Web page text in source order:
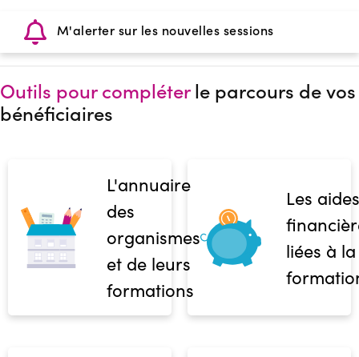
M'alerter sur les nouvelles sessions
Outils pour compléterle parcours de vos
bénéficiaires
L'annuaire
des
organismes
et de leurs
formations
Les aides
liées à la